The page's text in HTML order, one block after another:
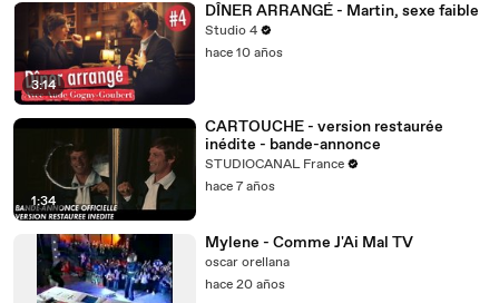
3:14
DÎNER ARRANGÉ - Martin, sexe faible
Studio 4
hace 10 años
1:34
CARTOUCHE - version restaurée
inédite - bande-annonce
STUDIOCANAL France
hace 7 años
Mylene - Comme J'Ai Mal TV
oscar orellana
hace 20 años